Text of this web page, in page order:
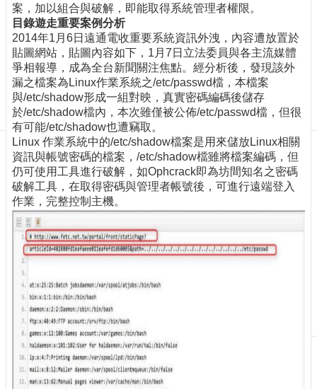
網
站
導
覽
最
新
消
息
關
於
我
們
出
刊
物
校
務
服
務
專
案，加以組合與破解，即能取得系統管理者權限。
目錄遊走重要案例分析
2014年1月6日遠通電收重要系統資訊外洩，內容遭放置於
貼圖網站，貼圖內容如下，1月7日立法委員與各主流媒體
爭相報導，成為全台新聞關注焦點。經分析後，發現該外
漏之檔案為Linux作業系統之/etc/passwd檔，本檔案
與/etc/shadow形成一組對映，真實密碼編碼後儲存
於/etc/shadow檔內，本次雖僅被公佈/etc/passwd檔，但很
有可能/etc/shadow也遭竊取。
Linux 作業系統中的/etc/shadow檔案是用來儲放Linux相關
資訊與帳號密碼的檔案，/etc/shadow檔雖將檔案編碼，但
仍可使用工具進行破解，如Ophcrack即為坊間知名之密碼
破解工具，在取得密碼與管理者帳號後，可進行遠端登入
作業，完整控制主機。